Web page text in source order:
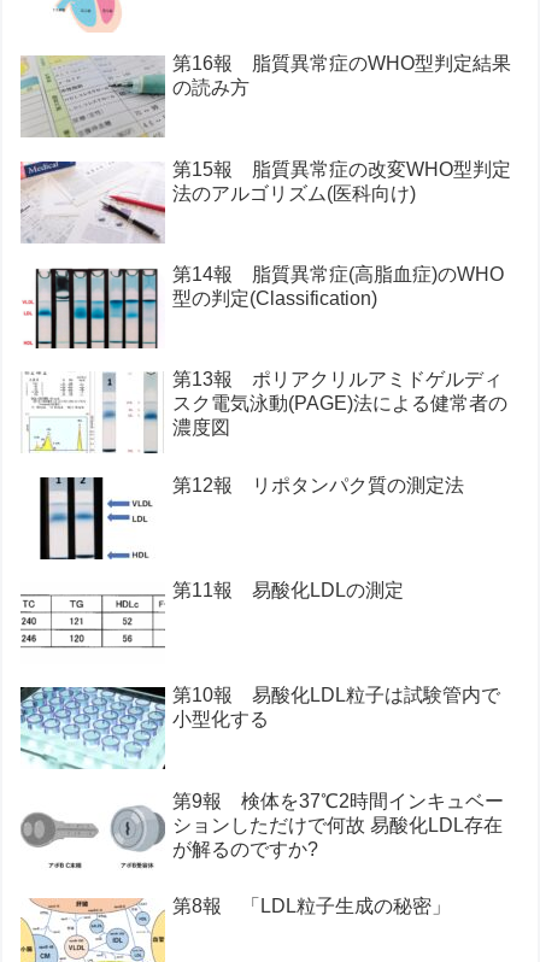
第16報 脂質異常症のWHO型判定結果
の読み方
第15報 脂質異常症の改変WHO型判定
法のアルゴリズム(医科向け)
第14報 脂質異常症(高脂血症)のWHO
型の判定(Classification)
第13報 ポリアクリルアミドゲルディ
スク電気泳動(PAGE)法による健常者の
濃度図
第12報 リポタンパク質の測定法
第11報 易酸化LDLの測定
第10報 易酸化LDL粒子は試験管内で
小型化する
第9報 検体を37℃2時間インキュベー
ションしただけで何故 易酸化LDL存在
が解るのですか?
第8報 「LDL粒子生成の秘密」